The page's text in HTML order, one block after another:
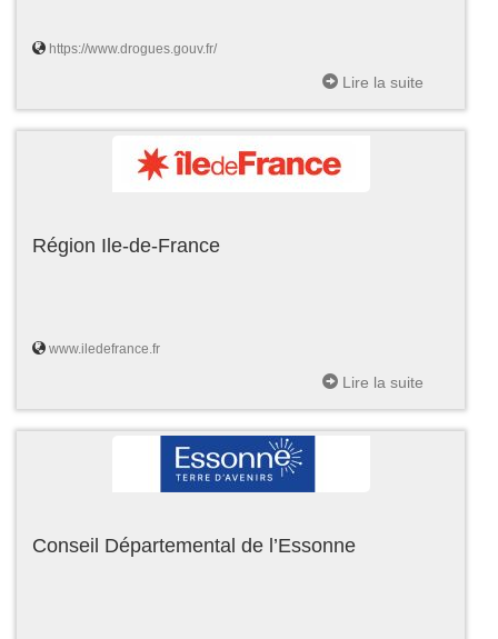
https://www.drogues.gouv.fr/
Lire la suite
Région Ile-de-France
www.iledefrance.fr
Lire la suite
Conseil Départemental de l’Essonne